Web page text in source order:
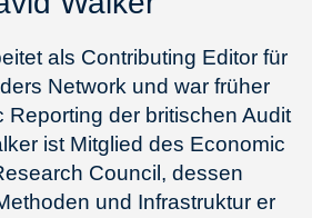
als Contributing Editor für
Network und war früher
Reporting der britischen Audit
ist Mitglied des Economic
Council, dessen
und Infrastruktur er